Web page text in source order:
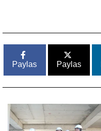
Paylas Paylas